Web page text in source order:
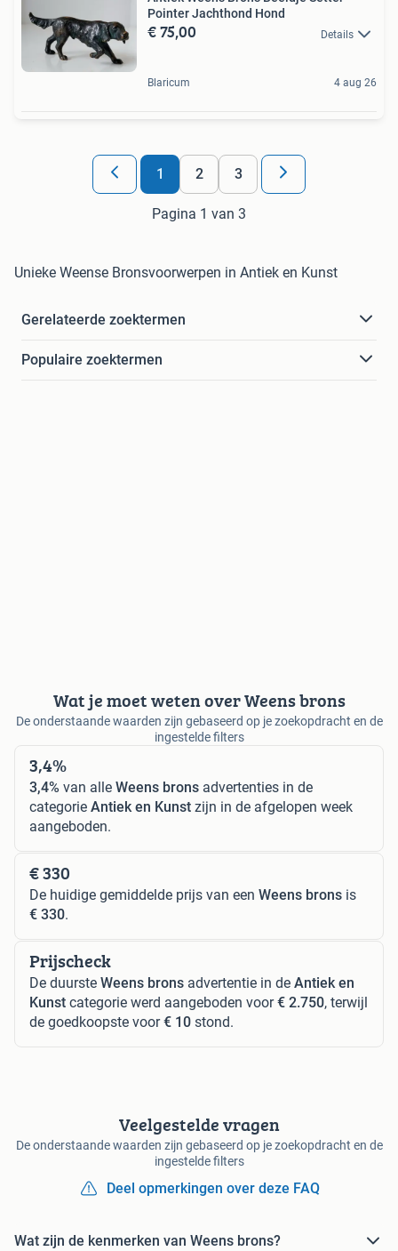
Pointer Jachthond Hond
€ 75,00 Details
Blaricum 4 aug 26
1 2 3
Pagina 1 van 3
Unieke Weense Bronsvoorwerpen in Antiek en Kunst
Gerelateerde zoektermen
Populaire zoektermen
Wat je moet weten over Weens brons
De onderstaande waarden zijn gebaseerd op je zoekopdracht en de
ingestelde filters
3,4%
3,4% van alle Weens brons advertenties in de
categorie Antiek en Kunst zijn in de afgelopen week
aangeboden.
€ 330
De huidige gemiddelde prijs van een Weens brons is
€ 330.
Prijscheck
De duurste Weens brons advertentie in de Antiek en
Kunst categorie werd aangeboden voor€ 2.750, terwijl
de goedkoopste voor€ 10 stond.
Veelgestelde vragen
De onderstaande waarden zijn gebaseerd op je zoekopdracht en de
ingestelde filters
Deel opmerkingen over deze FAQ
Wat zijn de kenmerken van Weens brons?